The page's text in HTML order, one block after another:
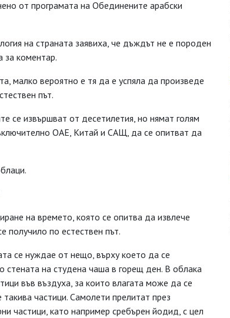
от програмата на Обединените арабски
на страната заявиха, че дъждът не е породен
за коментар.
малко вероятно е тя да е успяла да произведе
път.
се извършват от десетилетия, но нямат голям
ОАЕ, Китай и САЩ, да се опитват да
на времето, която се опитва да извлече
получило по естествен път.
се нуждае от нещо, върху което да се
стената на студена чаша в горещ ден. В облака
във въздуха, за които влагата може да се
частици. Самолети прелитат през
частици, като например сребърен йодид, с цел